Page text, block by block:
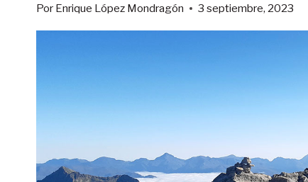
Por Enrique López Mondragón 3 septiembre, 2023